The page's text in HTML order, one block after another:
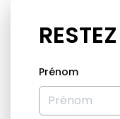
Prénom